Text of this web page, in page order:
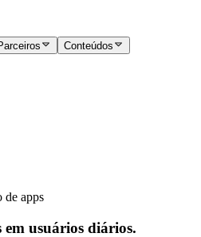
Conteúdos
de apps
usuários diários.